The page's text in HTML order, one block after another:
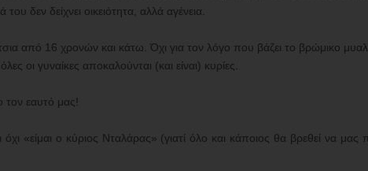
δεν δείχνει οικειότητα, αλλά αγένεια.
από 16 χρονών και κάτω. Όχι για τον λόγο που βάζει το βρώμικο
οι γυναίκες αποκαλούνται (και είναι) κυρίες.
εαυτό μας!
«είμαι ο κύριος Νταλάρας» (γιατί όλο και κάποιος θα βρεθεί να μας